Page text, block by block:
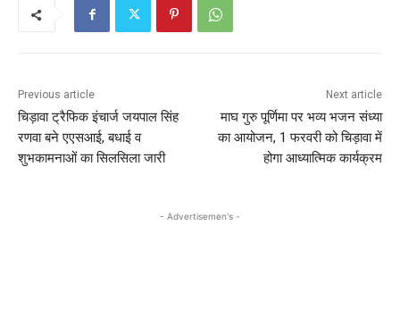
Previous article
चिड़ावा ट्रैफिक इंचार्ज जयपाल सिंह
रणवा बने एएसआई, बधाई व
शुभकामनाओं का सिलसिला जारी
Next article
माघ गुरु पूर्णिमा पर भव्य भजन संध्या
का आयोजन, 1 फरवरी को चिड़ावा में
होगा आध्यात्मिक कार्यक्रम
- Advertisemen's -